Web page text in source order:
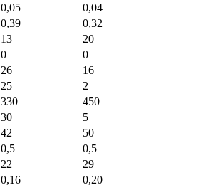
0,05
0,04
0,39
0,32
13
20
0
0
26
16
25
2
330
450
30
5
42
50
0,5
0,5
22
29
0,16
0,20